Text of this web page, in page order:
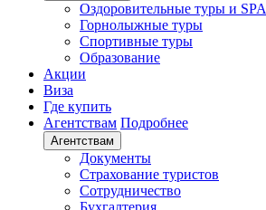
Оздоровительные туры и SPA
Горнолыжные туры
Спортивные туры
Образование
Акции
Виза
Где купить
Агентствам Подробнее
Агентствам
Документы
Страхование туристов
Сотрудничество
Бухгалтерия